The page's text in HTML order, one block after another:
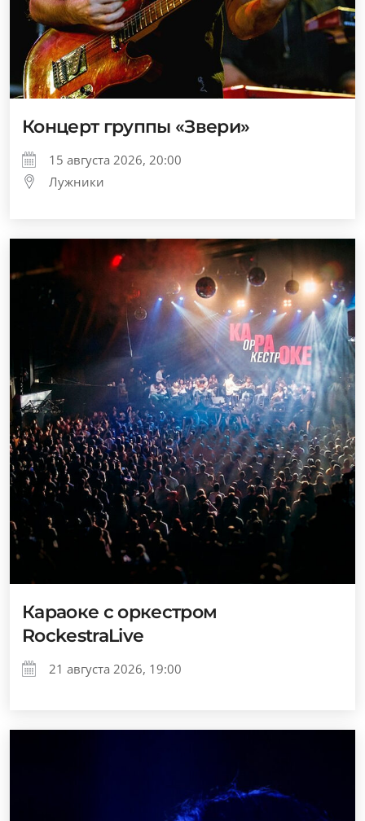
Концерт группы «Звери»
15 августа 2026, 20:00
Лужники
Караоке с оркестром
RockestraLive
21 августа 2026, 19:00